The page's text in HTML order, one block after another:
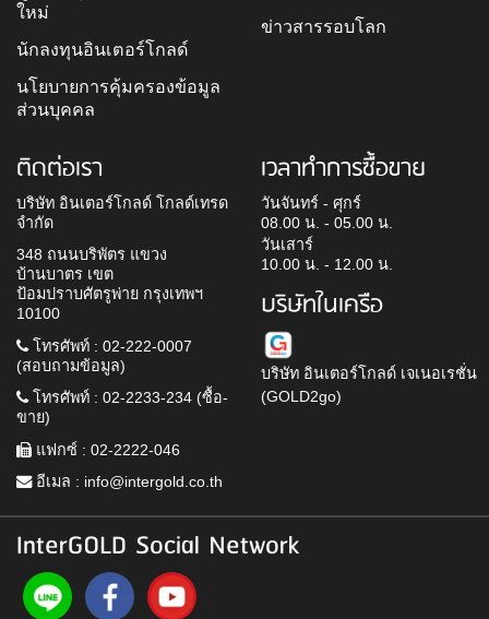
ใหม่
นักลงทุนอินเตอร์โกลด์
นโยบายการคุ้มครองข้อมูล
ส่วนบุคคล
ข่าวสารรอบโลก
ติดต่อเรา
บริษัท อินเตอร์โกลด์ โกลด์เทรด
จำกัด
348 ถนนบริพัตร แขวง
บ้านบาตร เขต
ป้อมปราบศัตรูพ่าย กรุงเทพฯ
10100
โทรศัพท์ : 02-222-0007
(สอบถามข้อมูล)
โทรศัพท์ : 02-2233-234 (ซื้อ-
ขาย)
แฟกซ์ : 02-2222-046
อีเมล : info@intergold.co.th
เวลาทำการซื้อขาย
วันจันทร์ - ศุกร์
08.00 น. - 05.00 น.
วันเสาร์
10.00 น. - 12.00 น.
บริษัทในเครือ
บริษัท อินเตอร์โกลด์ เจเนอเรชั่น
(GOLD2go)
InterGOLD Social Network